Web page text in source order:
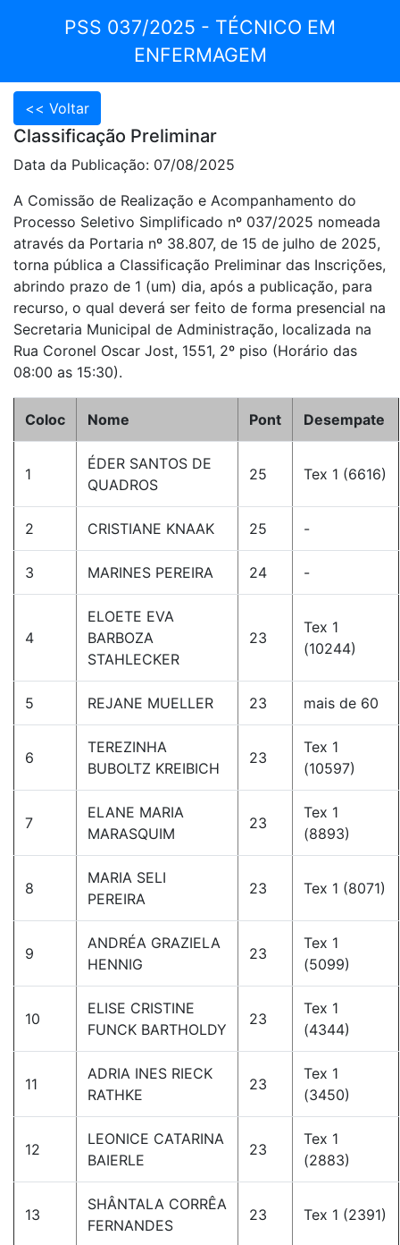
PSS 037/2025 - TÉCNICO EM
ENFERMAGEM
Classificação Preliminar
Data da Publicação: 07/08/2025
A Comissão de Realização e Acompanhamento do
Processo Seletivo Simplificado nº 037/2025 nomeada
através da Portaria nº 38.807, de 15 de julho de 2025,
torna pública a Classificação Preliminar das Inscrições,
abrindo prazo de 1 (um) dia, após a publicação, para
recurso, o qual deverá ser feito de forma presencial na
Secretaria Municipal de Administração, localizada na
Rua Coronel Oscar Jost, 1551, 2º piso (Horário das
08:00 as 15:30).
Coloc Nome Pont Desempate
1
ÉDER SANTOS DE
QUADROS
25 Tex 1 (6616)
2 CRISTIANE KNAAK 25 -
3 MARINES PEREIRA 24 -
4
ELOETE EVA
BARBOZA
STAHLECKER
23
Tex 1
(10244)
5 REJANE MUELLER 23 mais de 60
6
TEREZINHA
BUBOLTZ KREIBICH
23
Tex 1
(10597)
7
ELANE MARIA
MARASQUIM
23
Tex 1
(8893)
8
MARIA SELI
PEREIRA
23 Tex 1 (8071)
9
ANDRÉA GRAZIELA
HENNIG
23
Tex 1
(5099)
10
ELISE CRISTINE
FUNCK BARTHOLDY
23
Tex 1
(4344)
11
ADRIA INES RIECK
RATHKE
23
Tex 1
(3450)
12
LEONICE CATARINA
BAIERLE
23
Tex 1
(2883)
13
SHÂNTALA CORRÊA
FERNANDES
23 Tex 1 (2391)